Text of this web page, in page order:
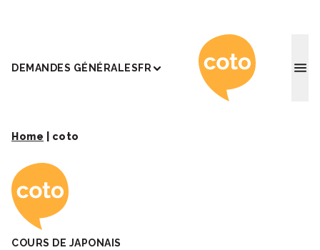
DEMANDES GÉNÉRALESFR Coto
Home coto
Coto Academy -
COURS DE JAPONAIS